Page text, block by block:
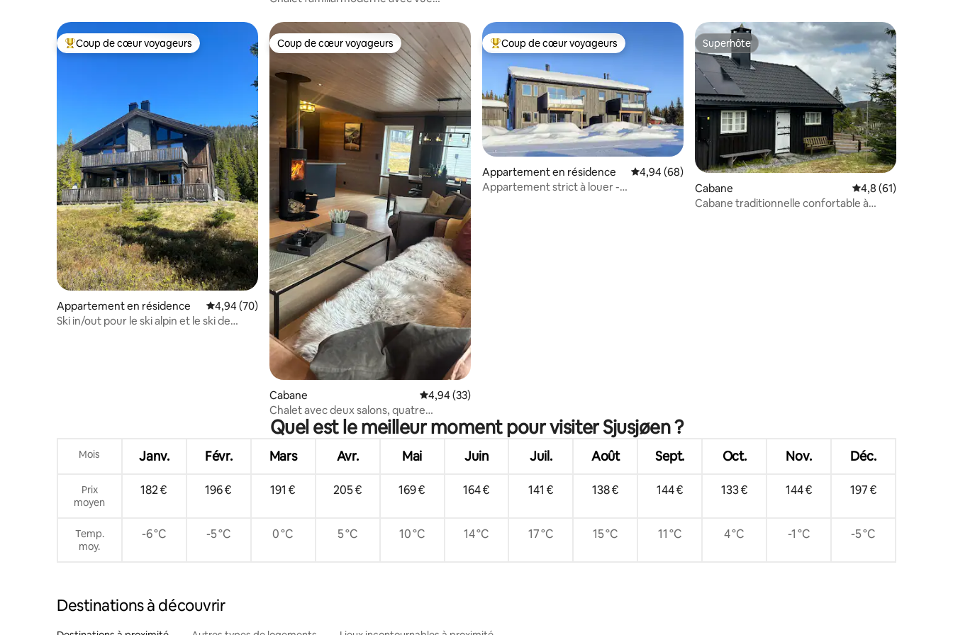
Coups de cœur voyageurs les plus appréciés
Coup de cœur voyageurs
Appartement en résidence Évaluation moyenne sur la base de 70 commentaires : 4,94 sur 5
4,94 (70)
Ski in/out pour le ski alpin et le ski de
Coup de cœur voyageurs
Coup de cœur voyageurs
Cabane Évaluation moyenne sur la base de 33 commentaires : 4,94 sur 5
4,94 (33)
Chalet avec deux salons, quatre
chambres et deux salles de bains
Coups de cœur voyageurs les plus appréciés
Coup de cœur voyageurs
Appartement en résidence Évaluation moyenne sur la base de 68 commentaires : 4,94 sur 5
4,94 (68)
Appartement strict à louer -
Superhôte
Superhôte
Cabane Évaluation
4,8 (61)
Cabane traditionnelle confortable à
Quel est le meilleur moment pour visiter Sjusjøen ?
Mois Janv. Févr. Mars Avr. Mai Juin Juil. Août Sept. Oct. Nov. Déc.
Prix
moyen
182 € 196 € 191 € 205 € 169 € 164 € 141 € 138 € 144 € 133 € 144 € 197 €
Temp.
moy.
-6 °C -5 °C 0 °C 5 °C 10 °C 14 °C 17 °C 15 °C 11 °C 4 °C -1 °C -5 °C
Destinations à découvrir